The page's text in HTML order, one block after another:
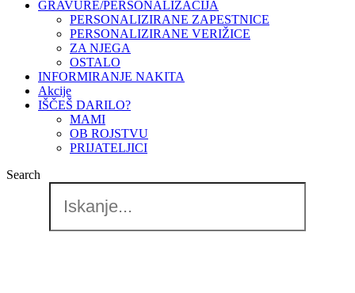
GRAVURE/PERSONALIZACIJA
PERSONALIZIRANE ZAPESTNICE
PERSONALIZIRANE VERIŽICE
ZA NJEGA
OSTALO
INFORMIRANJE NAKITA
Akcije
IŠČEŠ DARILO?
MAMI
OB ROJSTVU
PRIJATELJICI
Search